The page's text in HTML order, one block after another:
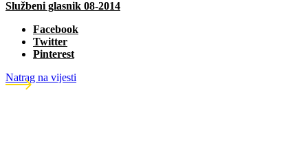
Službeni glasnik 08-2014
Facebook
Twitter
Pinterest
Natrag na vijesti